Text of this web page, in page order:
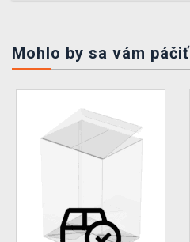
Mohlo by sa vám páčiť